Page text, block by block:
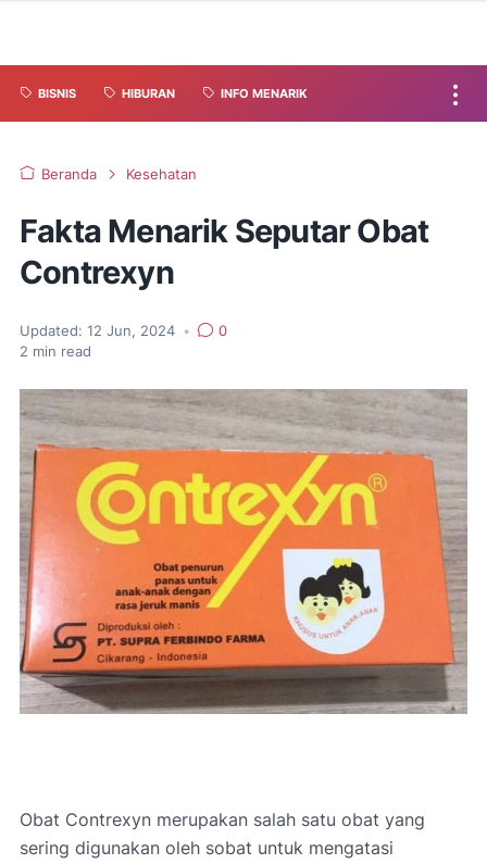
BISNIS HIBURAN INFO MENARIK
Beranda Kesehatan
Fakta Menarik Seputar Obat
Contrexyn
Updated: 12 Jun, 2024 •
0
2 min read
Obat Contrexyn merupakan salah satu obat yang
sering digunakan oleh sobat untuk mengatasi